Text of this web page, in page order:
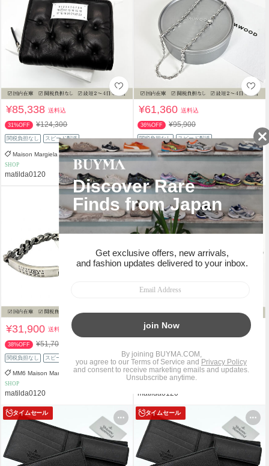
¥85,338送料込
31%OFF ¥124,300
関税負担なし スピード配送
Maison Margiela
SHOP
matilda0120
¥61,360送料込
36%OFF ¥95,900
関税負担なし スピード配送
Tom Wood
matilda0120
¥31,900送料込
38%OFF ¥51,700
関税負担なし スピード配送
MM6 Maison Margiela
SHOP
matilda0120
¥32,400
関税負担なし スピード配送
Vivienne Westwood
matilda0120
タイムセール タイムセール